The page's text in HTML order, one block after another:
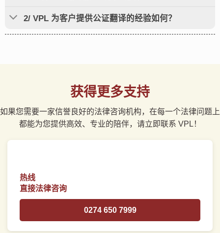
2/ VPL 为客户提供公证翻译的经验如何？
获得更多支持
如果您需要一家信誉良好的法律咨询机构，在每一个法律问题上
都能为您提供高效、专业的陪伴，请立即联系 VPL！
热线
直接法律咨询
0274 650 7999